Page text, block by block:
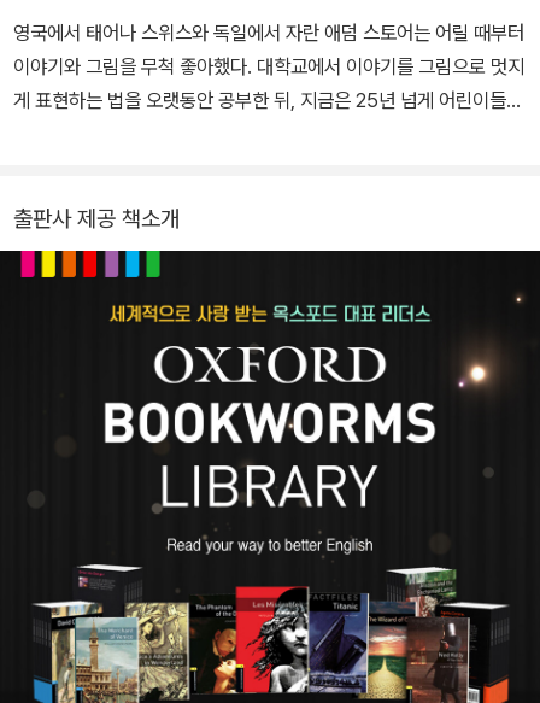
영국에서 태어나 스위스와 독일에서 자란 애덤 스토어는 어릴 때부터
이야기와 그림을 무척 좋아했다. 대학교에서 이야기를 그림으로 멋지
게 표현하는 법을 오랫동안 공부한 뒤, 지금은 25년 넘게 어린이들을
을까?』 『안녕? 멍멍곰!』 『킹 쿠』 등이 있다.
출판사 제공 책소개